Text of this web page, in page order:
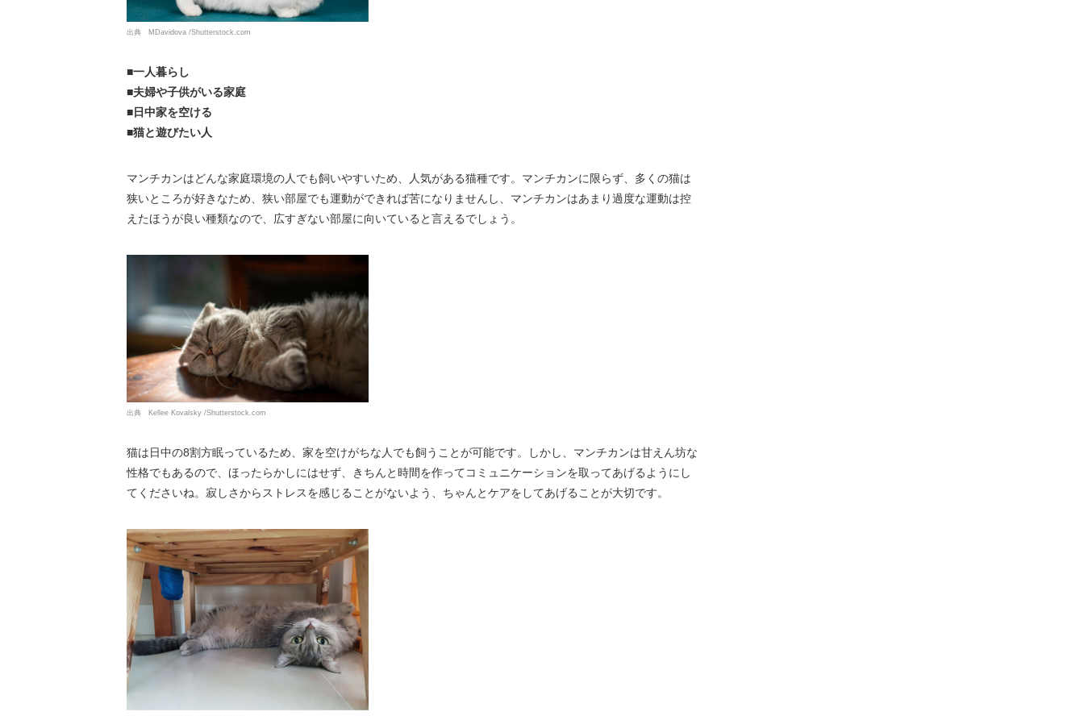
出典 MDavidova /Shutterstock.com
■一人暮らし
■夫婦や子供がいる家庭
■日中家を空ける
■猫と遊びたい人
マンチカンはどんな家庭環境の人でも飼いやすいため、人気がある猫種です。マンチカンに限らず、多くの猫は
狭いところが好きなため、狭い部屋でも運動ができれば苦になりませんし、マンチカンはあまり過度な運動は控
えたほうが良い種類なので、広すぎない部屋に向いていると言えるでしょう。
出典 Kellee Kovalsky /Shutterstock.com
猫は日中の8割方眠っているため、家を空けがちな人でも飼うことが可能です。しかし、マンチカンは甘えん坊な
性格でもあるので、ほったらかしにはせず、きちんと時間を作ってコミュニケーションを取ってあげるようにし
てくださいね。寂しさからストレスを感じることがないよう、ちゃんとケアをしてあげることが大切です。